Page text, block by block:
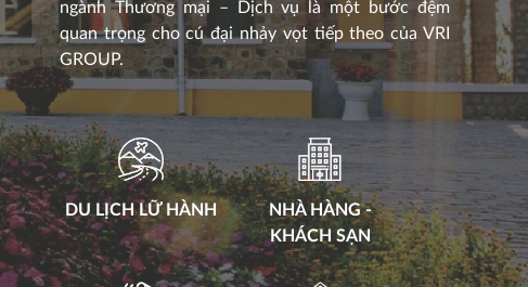
ngành Thương mại – Dịch vụ là một bước đệm
quan trọng cho cú đại nhảy vọt tiếp theo của VRI
GROUP.
DU LỊCH LỮ HÀNH
NHÀ HÀNG -
KHÁCH SẠN